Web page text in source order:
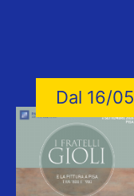
Dal 16/